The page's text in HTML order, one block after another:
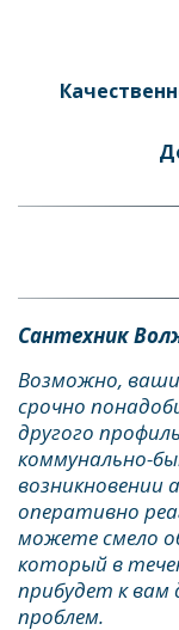
Сантехник
Возможно,
срочно
другого
коммунально-
возникновении
оперативно
можете смело
который в
прибудет к
проблем.